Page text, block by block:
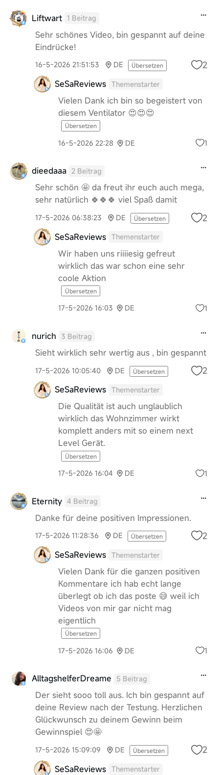
Liftwart 1 Beitrag
Sehr schönes Video, bin gespannt auf deine
Eindrücke!
16-5-2026 21:51:53 DE Übersetzen 2
SeSaReviews Themenstarter
Vielen Dank ich bin so begeistert von
diesem Ventilator 😍😍😍
Übersetzen
16-5-2026 22:28 DE 1
dieedaaa 2 Beitrag
Sehr schön 🤩 da freut ihr euch auch mega,
sehr natürlich 🍀🍀🍀 viel Spaß damit
17-5-2026 06:38:23 DE Übersetzen 2
SeSaReviews Themenstarter
Wir haben uns riiiiesig gefreut
wirklich das war schon eine sehr
coole Aktion
Übersetzen
17-5-2026 16:03 DE 1
nurich 3 Beitrag
Sieht wirklich sehr wertig aus , bin gespannt
17-5-2026 10:05:40 DE Übersetzen 2
SeSaReviews Themenstarter
Die Qualität ist auch unglaublich
wirklich das Wohnzimmer wirkt
komplett anders mit so einem next
Level Gerät.
Übersetzen
17-5-2026 16:04 DE 1
Eternity 4 Beitrag
Danke für deine positiven Impressionen.
17-5-2026 11:28:36 DE Übersetzen 2
SeSaReviews Themenstarter
Vielen Dank für die ganzen positiven
Kommentare ich hab echt lange
überlegt ob ich das poste 😅 weil ich
Videos von mir gar nicht mag
eigentlich
Übersetzen
17-5-2026 16:06 DE 1
AlltagshelferDreame 5 Beitrag
Der sieht sooo toll aus. Ich bin gespannt auf
deine Review nach der Testung. Herzlichen
Glückwunsch zu deinem Gewinn beim
Gewinnspiel 😍🤩
17-5-2026 15:09:09 DE Übersetzen 2
SeSaReviews Themenstarter